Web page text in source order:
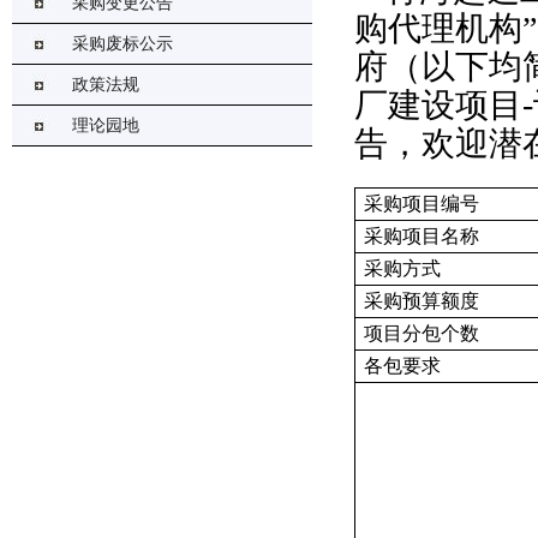
采购废标公示
政策法规
理论园地
购代理机构
府（以下均
厂建设项目
告，欢迎潜
采购项目编号
采购项目名称
采购方式
采购预算额度
项目分包个数
各包要求